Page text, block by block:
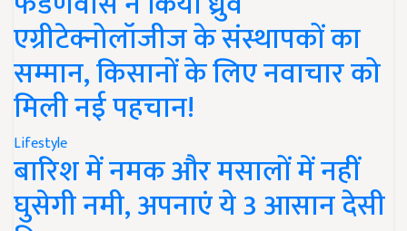
एग्रीटेक्नोलॉजीज के संस्थापकों का
सम्मान, किसानों के लिए नवाचार को
मिली नई पहचान!
Lifestyle
बारिश में नमक और मसालों में नहीं
घुसेगी नमी, अपनाएं ये 3 आसान देसी